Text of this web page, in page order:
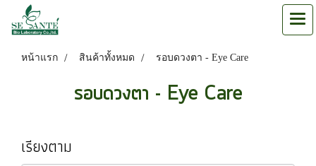
หน้าแรก สินค้าทั้งหมด รอบดวงตา - Eye Care
รอบดวงตา - Eye Care
เรียงตาม